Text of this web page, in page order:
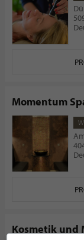
Momentum
Kosmetik und